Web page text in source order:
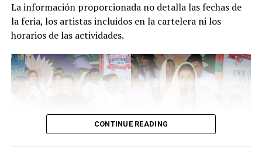
La información proporcionada no detalla las fechas de
la feria, los artistas incluidos en la cartelera ni los
horarios de las actividades.
CONTINUE READING